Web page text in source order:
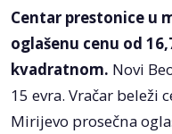
Centar prestonice u
oglašenu cenu od
kvadratnom. Novi
15 evra. Vračar beleži
Mirijevo prosečna